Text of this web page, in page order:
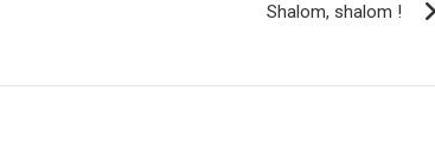
Shalom, shalom !